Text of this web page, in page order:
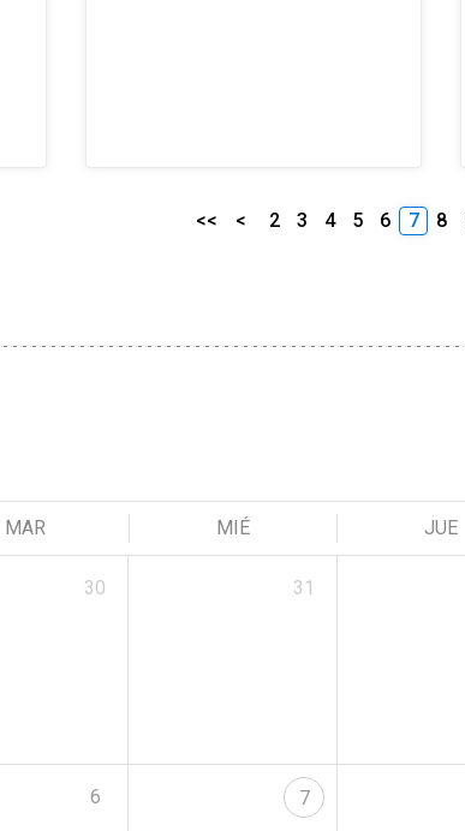
<< < 2 3 4 5 6 7 8
MAR MIÉ JUE
30 31
6 7